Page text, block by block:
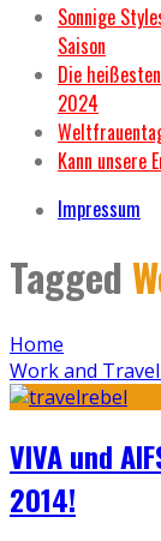
Sonnige
Saison
Die
2024
Kann unsere
Impressum
Tagged
Home
Work and Travel
VIVA und
2014!